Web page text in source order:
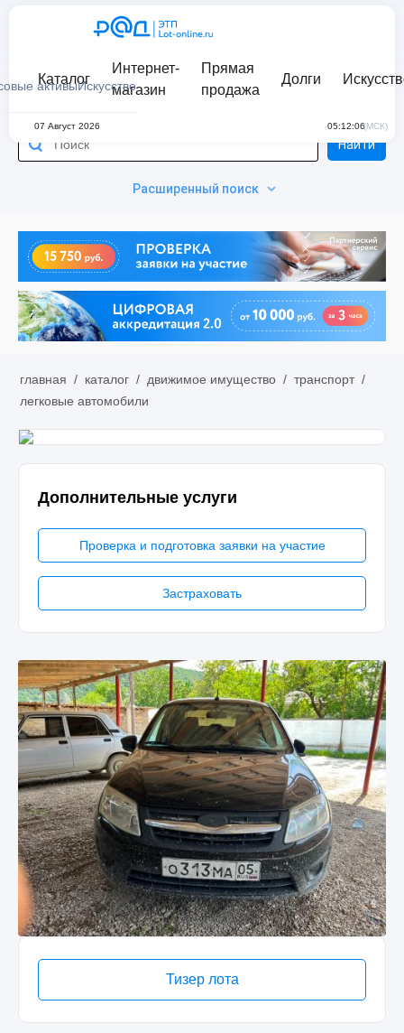
активыИскусство
Каталог
Интернет-
магазин
Прямая
продажа
Долги
07 Август 2026 05:12:06(МСК)
Расширенный поиск
Найти
главная / каталог / движимое имущество / транспорт /
легковые автомобили
Дополнительные услуги
Проверка и подготовка заявки на участие
Застраховать
Тизер лота